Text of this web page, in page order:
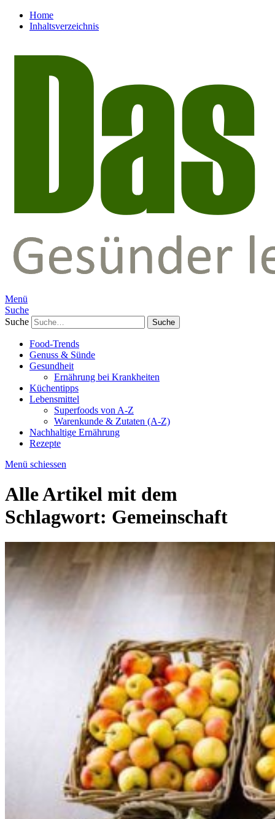
Home
Inhaltsverzeichnis
Menü
Suche
Suche
Food-Trends
Genuss & Sünde
Gesundheit
Ernährung bei Krankheiten
Küchentipps
Lebensmittel
Superfoods von A-Z
Warenkunde & Zutaten (A-Z)
Nachhaltige Ernährung
Rezepte
Menü schiessen
Alle Artikel mit dem
Schlagwort: Gemeinschaft